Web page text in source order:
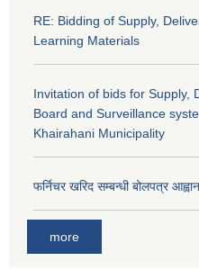
RE: Bidding of Supply,
Learning Materials
Invitation of bids for Supply,
Board and Surveillance
Khairahani Municipality
फर्निचर खरिद सम्बन्धी बोलपत्र
more